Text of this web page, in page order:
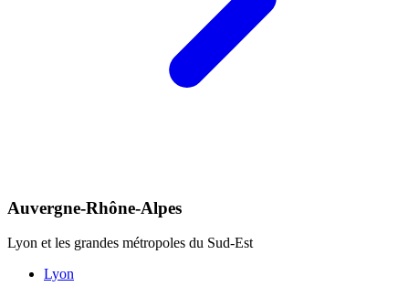
Auvergne-Rhône-Alpes
Lyon et les grandes métropoles du Sud-Est
Lyon